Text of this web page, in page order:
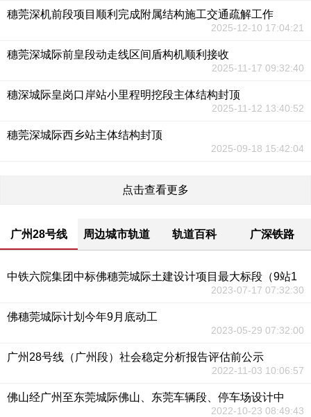
穗莞深机前段项目顺利完成附属结构施工交通疏解工作
2025-12-10 17:04:21
穗莞深城际前皇段动走线区间盾构机顺利接收
2025-11-17 09:32:40
穗深城际皇岗口岸站小里程明挖段主体结构封顶
2025-11-12 13:40:52
穗莞深城际西乡站主体结构封顶
2025-09-18 15:42:04
点击查看更多
广州28号线 周边城市轨道 轨道百科 广深铁路
中铁六院集团中标佛穗莞城际土建设计项目最大标段（9站1
2023-07-17 07:32:30
佛穗莞城际计划今年9月底动工
2023-05-29 07:32:00
广州28号线（广州段）社会稳定分析报告评估前公示
2022-11-03 10:06:57
佛山经广州至东莞城际佛山、东莞车辆段、停车场设计中
2022-10-23 08:49:43